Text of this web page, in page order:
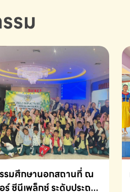
รม
รมศึกษานอกสถานที่ ณ
อร์ ซีนีเพล็กซ์ ระดับประถม